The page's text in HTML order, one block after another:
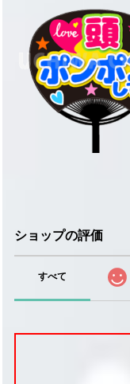
ショップの評価
すべて